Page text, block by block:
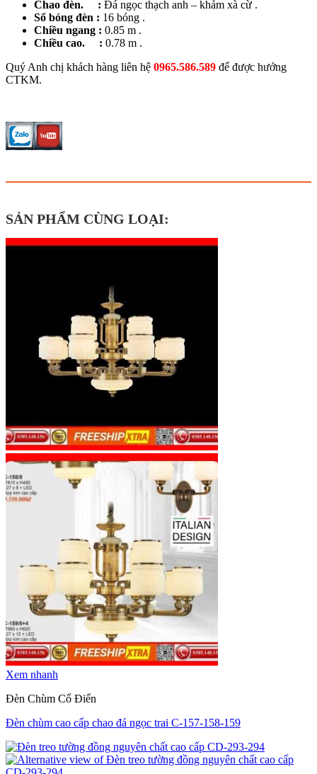
Chao đèn. : Đá ngọc thạch anh – khảm xà cừ .
Số bóng đèn : 16 bóng .
Chiều ngang : 0.85 m .
Chiều cao. : 0.78 m .
Quý Anh chị khách hàng liên hệ 0965.586.589 để được hưởng
CTKM.
SẢN PHẨM CÙNG LOẠI:
Xem nhanh
Đèn Chùm Cổ Điển
Đèn chùm cao cấp chao đá ngọc trai C-157-158-159